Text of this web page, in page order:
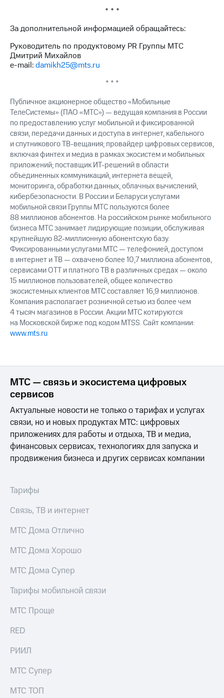
акций
Рынок
облигаций
о
погашении
именных
облигаций
Другое
Регистратор
Реквизиты
Контакты
развитие
деловая этика
На главную
* * *
За дополнительной информацией обращайтесь:
Руководитель по продуктовому PR Группы МТС
Дмитрий Михайлов
e-mail:damikh25@mts.ru
* * *
Публичное акционерное общество «Мобильные
ТелеСистемы» (ПАО «МТС») — ведущая компания в России
по предоставлению услуг мобильной и фиксированной
связи, передачи данных и доступа в интернет, кабельного
и спутникового ТВ-вещания; провайдер цифровых сервисов,
включая финтех и медиа в рамках экосистем и мобильных
приложений; поставщик ИТ-решений в области
объединенных коммуникаций, интернета вещей,
мониторинга, обработки данных, облачных вычислений,
кибербезопасности. В России и Беларуси услугами
мобильной связи Группы МТС пользуются более
88 миллионов абонентов. На российском рынке мобильного
бизнеса МТС занимает лидирующие позиции, обслуживая
крупнейшую 82-миллионную абонентскую базу.
Фиксированными услугами МТС — телефонией, доступом
в интернет и ТВ — охвачено более 10,7 миллиона абонентов,
сервисами OTT и платного ТВ в различных средах — около
15 миллионов пользователей, общее количество
экосистемных клиентов МТС составляет 16,9 миллионов.
Компания располагает розничной сетью из более чем
4 тысяч магазинов в России. Акции МТС котируются
на Московской бирже под кодом MTSS. Сайт компании:
www.mts.ru
МТС — связь и экосистема цифровых
сервисов
Актуальные новости не только о тарифах и услугах
связи, но и новых продуктах МТС: цифровых
приложениях для работы и отдыха, ТВ и медиа,
финансовых сервисах, технологиях для запуска и
продвижения бизнеса и других сервисах компании
Тарифы
Связь, ТВ и интернет
МТС Дома Отлично
МТС Дома Хорошо
МТС Дома Супер
Тарифы мобильной связи
МТС Проще
RED
РИИЛ
МТС Супер
МТС ТОП